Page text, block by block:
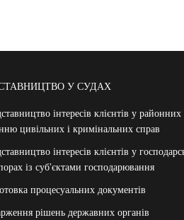
У СУДАХ
інтересів клієнтів у
цивільних і кримінальних справ
інтересів клієнтів у
із суб′єктами господарювання
процесуальних документів
рішень державних органів